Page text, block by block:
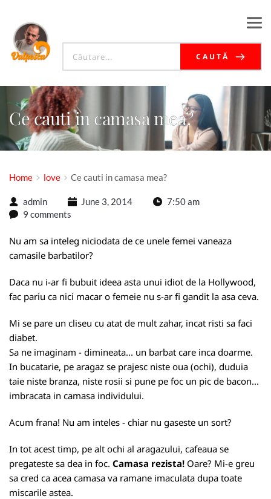
CAUTĂ
Ce cauti in camasa mea?
Home love Ce cauti in camasa mea?
admin June 3, 2014
7:50 am
9 comments
Nu am sa inteleg niciodata de ce unele femei vaneaza
camasile barbatilor?
Daca nu i-ar fi bubuit ideea asta unui idiot de la Hollywood,
fac pariu ca nici macar o femeie nu s-ar fi gandit la asa ceva.
Mi se pare un cliseu cu atat de mult zahar, incat risti sa faci
diabet.
Sa ne imaginam - dimineata... un barbat care inca doarme.
In bucatarie, pe aragaz se prajesc niste oua (ochi), duduia
taie niste branza, niste rosii si pune pe foc un pic de bacon...
imbracata in camasa individului.
Acum frana! Nu am inteles - chiar nu gaseste un sort?
In tot acest timp, pe alt ochi al aragazului, cafeaua se
pregateste sa dea in foc. Camasa rezista! Oare? Mi-e greu
sa cred ca acea camasa va ramane imaculata dupa toate
miscarile astea.